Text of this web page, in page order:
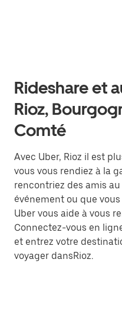
Rideshare et
Rioz,
Comté
Avec Uber, Rioz il est
vous vous rendiez à la
rencontriez des amis
événement ou que
Uber vous aide à vous
Connectez-vous en
et entrez votre
voyager dansRioz.